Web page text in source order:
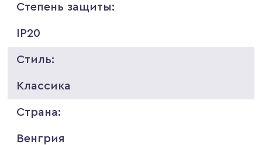
Степень защиты:
IP20
Стиль:
Классика
Страна:
Венгрия